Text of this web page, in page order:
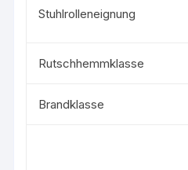
Stuhlrolleneignung
Rutschhemmklasse
Brandklasse